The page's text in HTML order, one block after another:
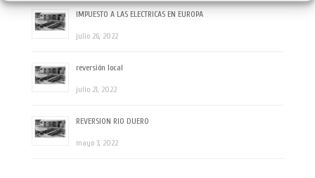
IMPUESTO A LAS ELECTRICAS EN EUROPA
julio 26, 2022
reversión local
julio 21, 2022
REVERSION RIO DUERO
mayo 3, 2022